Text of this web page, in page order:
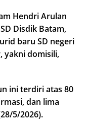
Hendri Arulan
Disdik Batam,
baru SD negeri
yakni domisili,
ini terdiri atas 80
dan lima
5/2026).